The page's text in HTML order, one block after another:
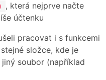
, která nejprve načte
účtenku
pracovat i s funkcemi
složce, kde je
jiný soubor (například